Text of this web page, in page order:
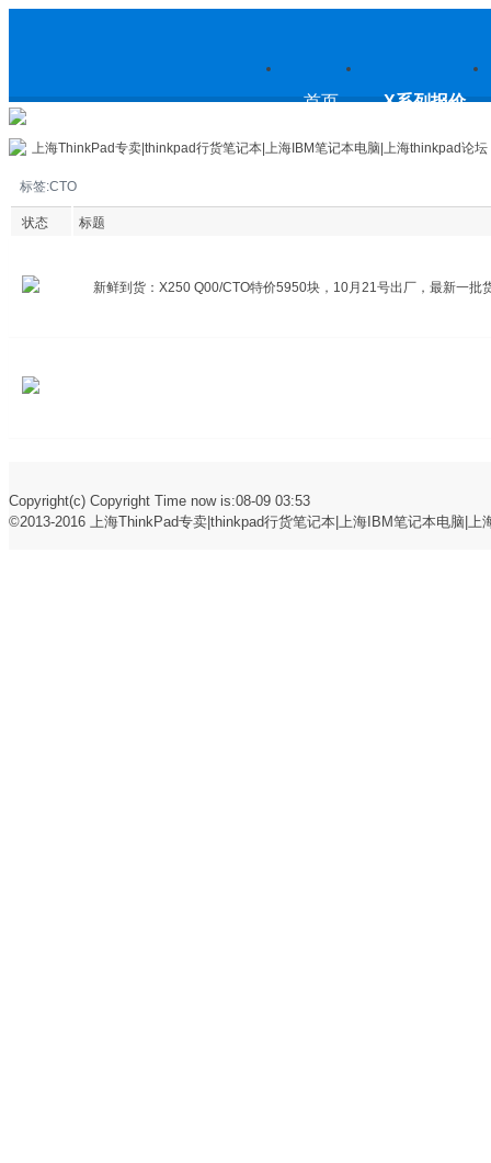
上
海ThinkPad专卖|thinkpad行货笔
首页 X系列报价
上海ThinkPad专卖|thinkpad行货笔记本|上海IBM笔记本电脑|上海thinkpad论坛
标签:CTO
状态 标题
新鲜到货：X250 Q00/CTO特价5950块，10月21号出厂，最新一批
Copyright(c) Copyright Time now is:08-09 03:53
©2013-2016 上海ThinkPad专卖|thinkpad行货笔记本|上海IBM笔记本电脑|上